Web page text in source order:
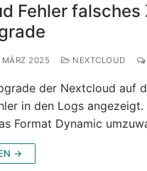
Fehler
MÄRZ 2025 NEXTCLOUD
der Nextcloud auf
in den Logs
Format Dynamic
→